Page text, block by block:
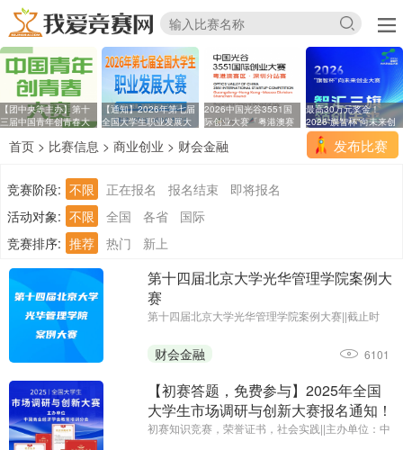
【团中央等主办】第十
三届中国青年创青春大
【通知】2026年第七届
全国大学生职业发展大
2026中国光谷3551国
际创业大赛「粤港澳赛
最高30万元奖金！
2026“旗智杯”向未来创
业
发布比赛
首页 > 比赛信息 > 商业创业 > 财会金融
竞赛阶段: 不限 正在报名 报名结束
即将报名
活动对象: 不限 全国 各省
国际
竞赛排序: 推荐 热门 新上
第十四届北京大学光华管理学院案例大
赛
第十四届北京大学光华管理学院案例大赛||截止时
光华管理学院
财会金融 6101
【初赛答题，免费参与】2025年全国
大学生市场调研与创新大赛报名通知！
初赛知识竞赛，荣誉证书，社会实践||主办单位：中